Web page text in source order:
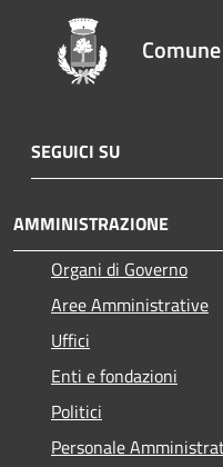
SEGUICI SU
AMMINISTRAZIONE
Organi di Governo
Aree Amministrative
Uffici
Enti e fondazioni
Politici
Personale